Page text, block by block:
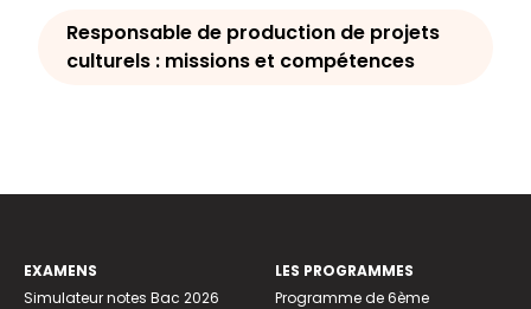
Responsable de production de projets
culturels : missions et compétences
EXAMENS
Simulateur notes Bac 2026
LES PROGRAMMES
Programme de 6ème